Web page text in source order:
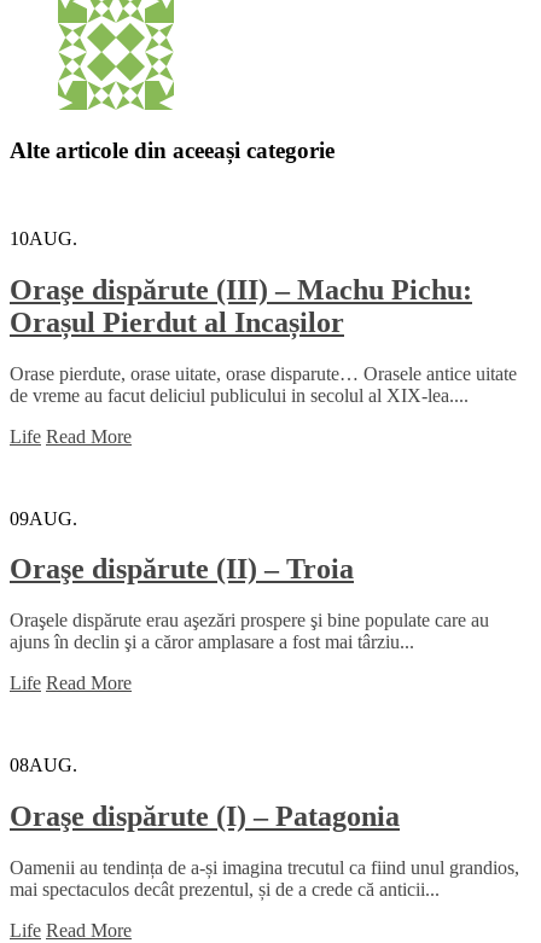
Alte articole din aceeași categorie
10AUG.
Oraşe dispărute (III) – Machu Pichu:
Orașul Pierdut al Incașilor
Orase pierdute, orase uitate, orase disparute… Orasele antice uitate
de vreme au facut deliciul publicului in secolul al XIX-lea....
Life Read More
09AUG.
Oraşe dispărute (II) – Troia
Oraşele dispărute erau aşezări prospere şi bine populate care au
ajuns în declin şi a căror amplasare a fost mai târziu...
Life Read More
08AUG.
Oraşe dispărute (I) – Patagonia
Oamenii au tendința de a-și imagina trecutul ca fiind unul grandios,
mai spectaculos decât prezentul, și de a crede că anticii...
Life Read More